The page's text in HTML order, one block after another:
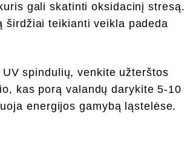
gali skatinti oksidacinį stresą.
širdžiai teikianti veikla padeda
spindulių, venkite užterštos
kas porą valandų darykite 5-10
energijos gamybą ląstelėse.